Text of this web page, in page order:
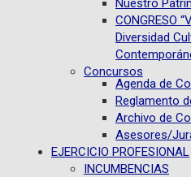
Nuestro
CONGRESO
Diversidad
Concursos
Agenda de
Reglamento
Archivo de
Asesores/
EJERCICIO PROFESIONAL
INCUMBENCIAS